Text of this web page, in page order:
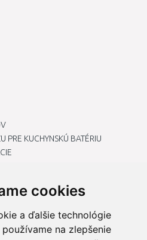
cookies
a ďalšie technológie
na zlepšenie
PRE KUCHYNSKÚ BATÉRIU